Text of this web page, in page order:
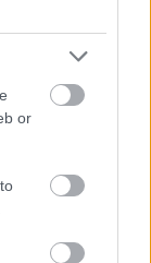
or
a dollárt